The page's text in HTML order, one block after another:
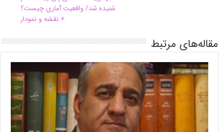
شنیده شد/ واقعیت آماری چیست؟
+ نقشه و نمودار
مقاله‌های مرتبط